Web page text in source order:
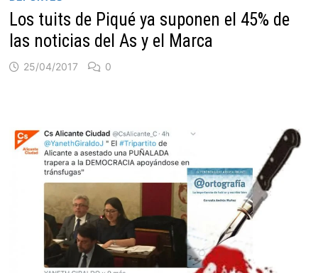
Los tuits de Piqué ya suponen el 45% de
las noticias del As y el Marca
25/04/2017 0